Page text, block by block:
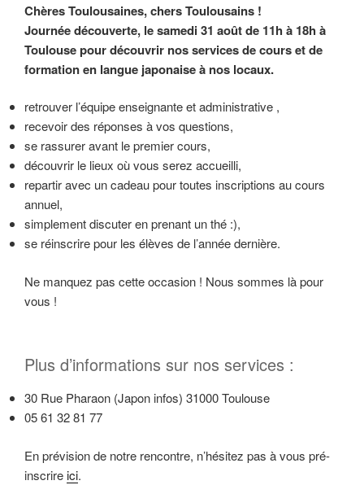
Chères Toulousaines, chers Toulousains !
Journée découverte, le samedi 31 août de 11h à 18h à
Toulouse pour découvrir nos services de cours et de
formation en langue japonaise à nos locaux.
retrouver l’équipe enseignante et administrative ,
recevoir des réponses à vos questions,
se rassurer avant le premier cours,
découvrir le lieux où vous serez accueilli,
repartir avec un cadeau pour toutes inscriptions au cours
annuel,
simplement discuter en prenant un thé :),
se réinscrire pour les élèves de l’année dernière.
Ne manquez pas cette occasion ! Nous sommes là pour
vous !
Plus d’informations sur nos services :
30 Rue Pharaon (Japon infos) 31000 Toulouse
05 61 32 81 77
En prévision de notre rencontre, n’hésitez pas à vous pré-
inscrireici.